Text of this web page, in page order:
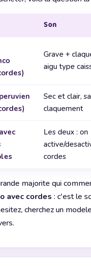
Son
Grave +
aigu type
Sec et clair,
claquement
Les deux : on
active/
cordes
majorite qui
avec cordes : c'est le
cherchez un